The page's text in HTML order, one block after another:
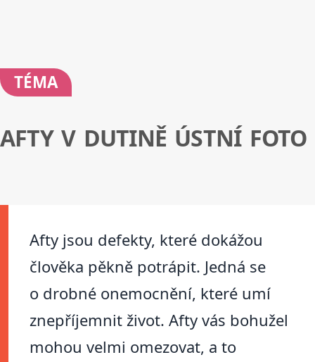
TÉMA
AFTY V DUTINĚ ÚSTNÍ FOTO
Afty jsou defekty, které dokážou
člověka pěkně potrápit. Jedná se
o drobné onemocnění, které umí
znepříjemnit život. Afty vás bohužel
mohou velmi omezovat, a to